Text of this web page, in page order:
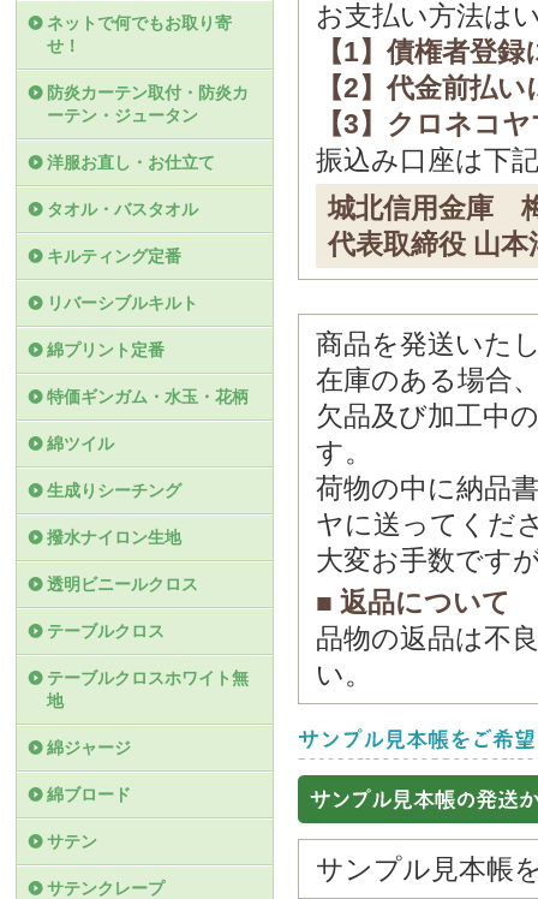
お支払い方法は
【1】債権者登
【2】代金前払
【3】クロネコ
振込み口座は下
城北信用金庫
代表取締役 山本
商品を発送いた
在庫のある場合
欠品及び加工中
す。
荷物の中に納品
ヤに送ってくだ
大変お手数です
■ 返品について
品物の返品は不
い。
サンプル見本帳
ネットで何でもお取り寄
せ！
防炎カーテン取付・防炎カ
ーテン・ジュータン
洋服お直し・お仕立て
タオル・バスタオル
キルティング定番
リバーシブルキルト
綿プリント定番
特価ギンガム・水玉・花柄
綿ツイル
生成りシーチング
撥水ナイロン生地
透明ビニールクロス
テーブルクロス
テーブルクロスホワイト無
地
綿ジャージ
綿ブロード
サテン
サテンクレープ